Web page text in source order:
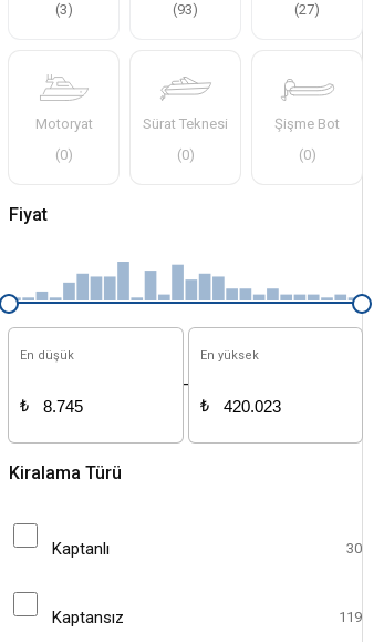
(3)
(93)
(27)
Motoryat
(0)
Sürat Teknesi
(0)
Şişme Bot
(0)
Fiyat
En düşük
₺
-
En yüksek
₺
Kiralama Türü
Kaptanlı 30
Kaptansız 119